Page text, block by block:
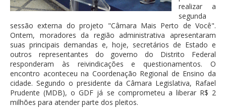
realizar a
segunda
sessão externa do projeto "Câmara Mais Perto de Você".
Ontem, moradores da região administrativa apresentaram
suas principais demandas e, hoje, secretários de Estado e
outros representantes do governo do Distrito Federal
responderam às reivindicações e questionamentos. O
encontro aconteceu na Coordenação Regional de Ensino da
cidade. Segundo o presidente da Câmara Legislativa, Rafael
Prudente (MDB), o GDF já se comprometeu a liberar R$ 2
milhões para atender parte dos pleitos.